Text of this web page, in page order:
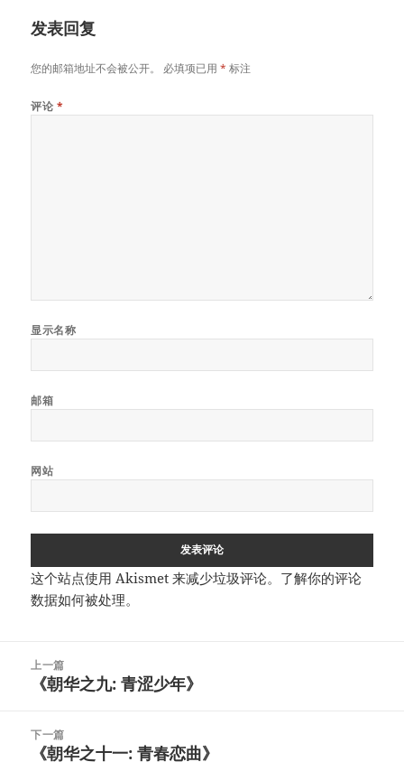
发表回复
您的邮箱地址不会被公开。 必填项已用* 标注
评论 *
显示名称
邮箱
网站
这个站点使用 Akismet 来减少垃圾评论。 了解你的评论
数据如何被处理。
上一篇
上
文
章：
《朝华之九: 青涩少年》
下一篇
下《朝华之十一: 青春恋曲》